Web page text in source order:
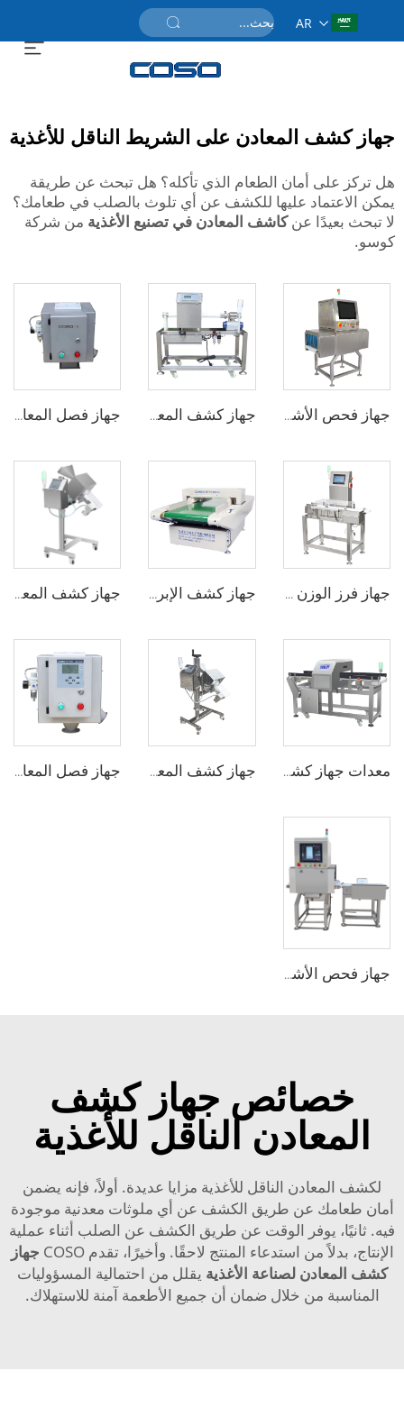
AR
جهاز كشف المعادن على الشريط الناقل للأغذية
هل تركز على أمان الطعام الذي تأكله؟ هل تبحث عن طريقة
يمكن الاعتماد عليها للكشف عن أي تلوث بالصلب في طعامك؟
لا تبحث بعيدًا عنكاشف المعادن في تصنيع الأغذية من شركة
كوسو.
جهاز فحص الأشعة السينية الرقمي لأكياس وتغليف الأطعمة والزجاجات والأوعية جهاز كشف المعادن المخصص لأنبوب السوائل الغذائية للصوص والمعجون جهاز فصل المعادن الحر المتدفق لآلة تشكيل البلاستيك بالحقن
جهاز فرز الوزن الديناميكي عبر الإنترنت CW150 لمراقبة الوزن في صناعة الأغذية جهاز كشف الإبر والمعادن للملابس الداخلية والجوارب والأحذية المعبأة جهاز كشف المعادن للأدوية الصيدلانية لأقراص الكبسولات والأدوية الحبية
معدات جهاز كشف المعادن لصناعة معالجة الأغذية جهاز كشف المعادن الصيدلاني لأقراص الدواء والحبوب جهاز فصل المعادن الحساس للطعام الساقط الحر لحبيبات البلاستيك
جهاز فحص الأشعة السينية الصناعي لاكتشاف الأجسام الغريبة في الأطعمة
خصائص جهاز كشف
المعادن الناقل للأغذية
لكشف المعادن الناقل للأغذية مزايا عديدة. أولاً، فإنه يضمن
أمان طعامك عن طريق الكشف عن أي ملوثات معدنية موجودة
فيه. ثانيًا، يوفر الوقت عن طريق الكشف عن الصلب أثناء عملية
الإنتاج، بدلاً من استدعاء المنتج لاحقًا. وأخيرًا، تقدم COSO
جهاز
كشف المعادن لصناعة الأغذية يقلل من احتمالية المسؤوليات
المناسبة من خلال ضمان أن جميع الأطعمة آمنة للاستهلاك.